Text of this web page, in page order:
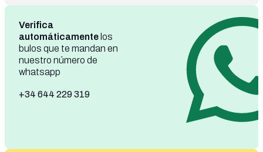
Verifica
automáticamente los
bulos que te mandan en
nuestro número de
whatsapp
+34 644 229 319